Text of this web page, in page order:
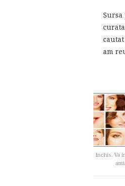
Sursa
am
Inchis. Va